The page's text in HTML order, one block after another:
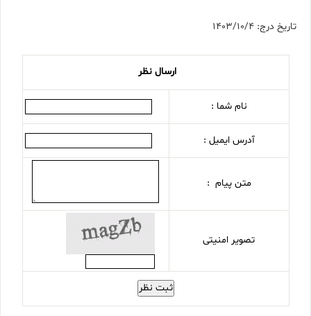
تاریخ درج: 1403/10/4
ارسال نظر
نام شما :
آدرس ایمیل :
متن پیام :
تصویر امنیتی
ثبت نظر